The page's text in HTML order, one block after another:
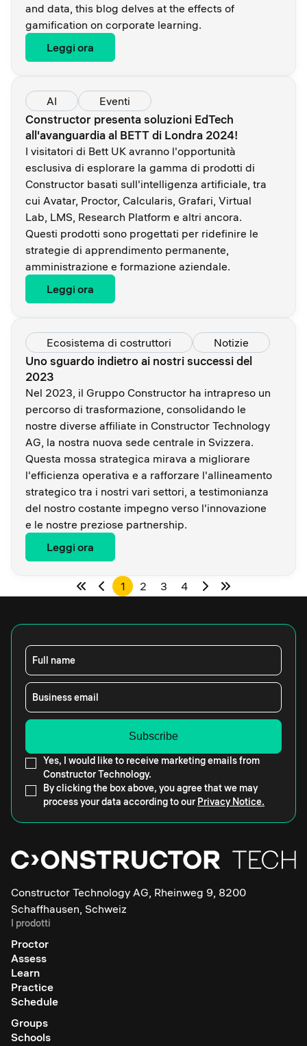
and data, this blog delves at the effects of
gamification on corporate learning.
Leggi ora
AI Eventi
Constructor presenta soluzioni EdTech
all'avanguardia al BETT di Londra 2024!
I visitatori di Bett UK avranno l'opportunità
esclusiva di esplorare la gamma di prodotti di
Constructor basati sull'intelligenza artificiale, tra
cui Avatar, Proctor, Calcularis, Grafari, Virtual
Lab, LMS, Research Platform e altri ancora.
Questi prodotti sono progettati per ridefinire le
strategie di apprendimento permanente,
amministrazione e formazione aziendale.
Leggi ora
Ecosistema di costruttori Notizie
Uno sguardo indietro ai nostri successi del
2023
Nel 2023, il Gruppo Constructor ha intrapreso un
percorso di trasformazione, consolidando le
nostre diverse affiliate in Constructor Technology
AG, la nostra nuova sede centrale in Svizzera.
Questa mossa strategica mirava a migliorare
l'efficienza operativa e a rafforzare l'allineamento
strategico tra i nostri vari settori, a testimonianza
del nostro costante impegno verso l'innovazione
e le nostre preziose partnership.
Leggi ora
1 2 3 4
Full name
Business email
Yes, I would like to receive marketing emails from
Constructor Technology.
By clicking the box above, you agree that we may
process your data according to our Privacy Notice.
Constructor Technology AG, Rheinweg 9, 8200
Schaffhausen, Schweiz
I prodotti
Proctor
Assess
Learn
Practice
Schedule
Groups
Schools